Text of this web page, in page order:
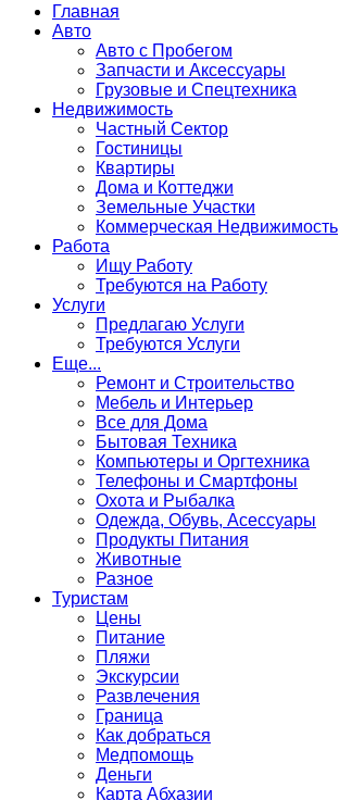
Главная
Авто
Авто с Пробегом
Запчасти и Аксессуары
Грузовые и Спецтехника
Недвижимость
Частный Сектор
Гостиницы
Квартиры
Дома и Коттеджи
Земельные Участки
Коммерческая Недвижимость
Работа
Ищу Работу
Требуются на Работу
Услуги
Предлагаю Услуги
Требуются Услуги
Еще...
Ремонт и Строительство
Мебель и Интерьер
Все для Дома
Бытовая Техника
Компьютеры и Оргтехника
Телефоны и Смартфоны
Охота и Рыбалка
Одежда, Обувь, Асессуары
Продукты Питания
Животные
Разное
Туристам
Цены
Питание
Пляжи
Экскурсии
Развлечения
Граница
Как добраться
Медпомощь
Деньги
Карта Абхазии